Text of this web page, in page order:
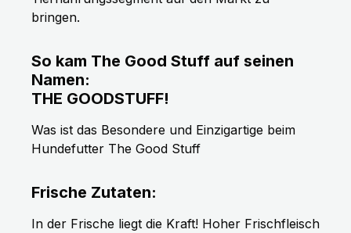
bringen.
So kam The Good Stuff auf seinen
Namen:
THE GOODSTUFF!
Was ist das Besondere und Einzigartige beim
Hundefutter The Good Stuff
Frische Zutaten:
In der Frische liegt die Kraft! Hoher Frischfleisch